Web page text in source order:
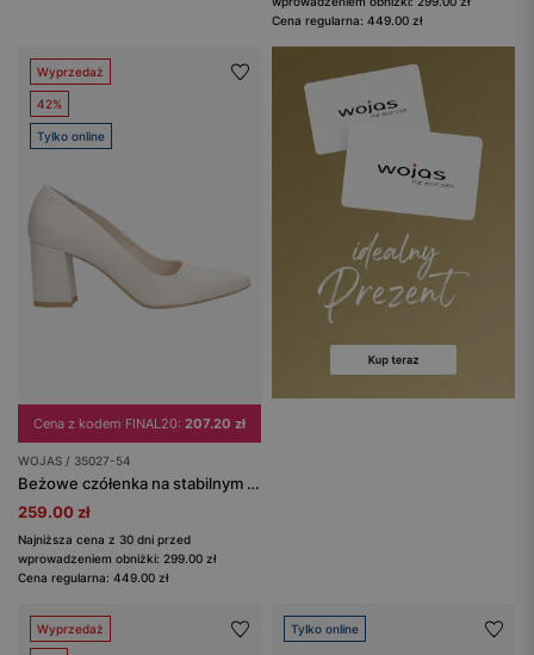
Cena regularna: 449.00 zł
Wyprzedaż
42%
Tylko online
Cena z kodem FINAL20: 207.20 zł
WOJAS / 35027-54
Beżowe czółenka na stabilnym obcasie
259.00 zł
Najniższa cena z 30 dni przed
wprowadzeniem obniżki: 299.00 zł
Cena regularna: 449.00 zł
Wyprzedaż Tylko online